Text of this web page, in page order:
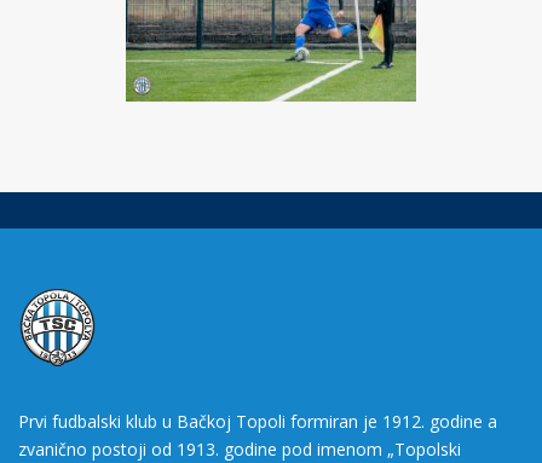
Prvi fudbalski klub u Bačkoj Topoli formiran je 1912. godine a
zvanično postoji od 1913. godine pod imenom „Topolski